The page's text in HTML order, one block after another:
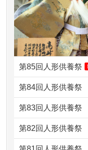
2026/07/08誰も住
ました。 ...
2026/07/069年間
がとう。
2026/07/05しっか
ただけると...
2026/06/30長年大
していただ...
2026/06/29ガラス
2024/01/13お雛様
ですが、お雛様と
2024/01/13供養申
どうなってるので
2024/01/13会社の
第85回人形供養祭
第84回人形供養
第83回人形供養
第82回人形供養